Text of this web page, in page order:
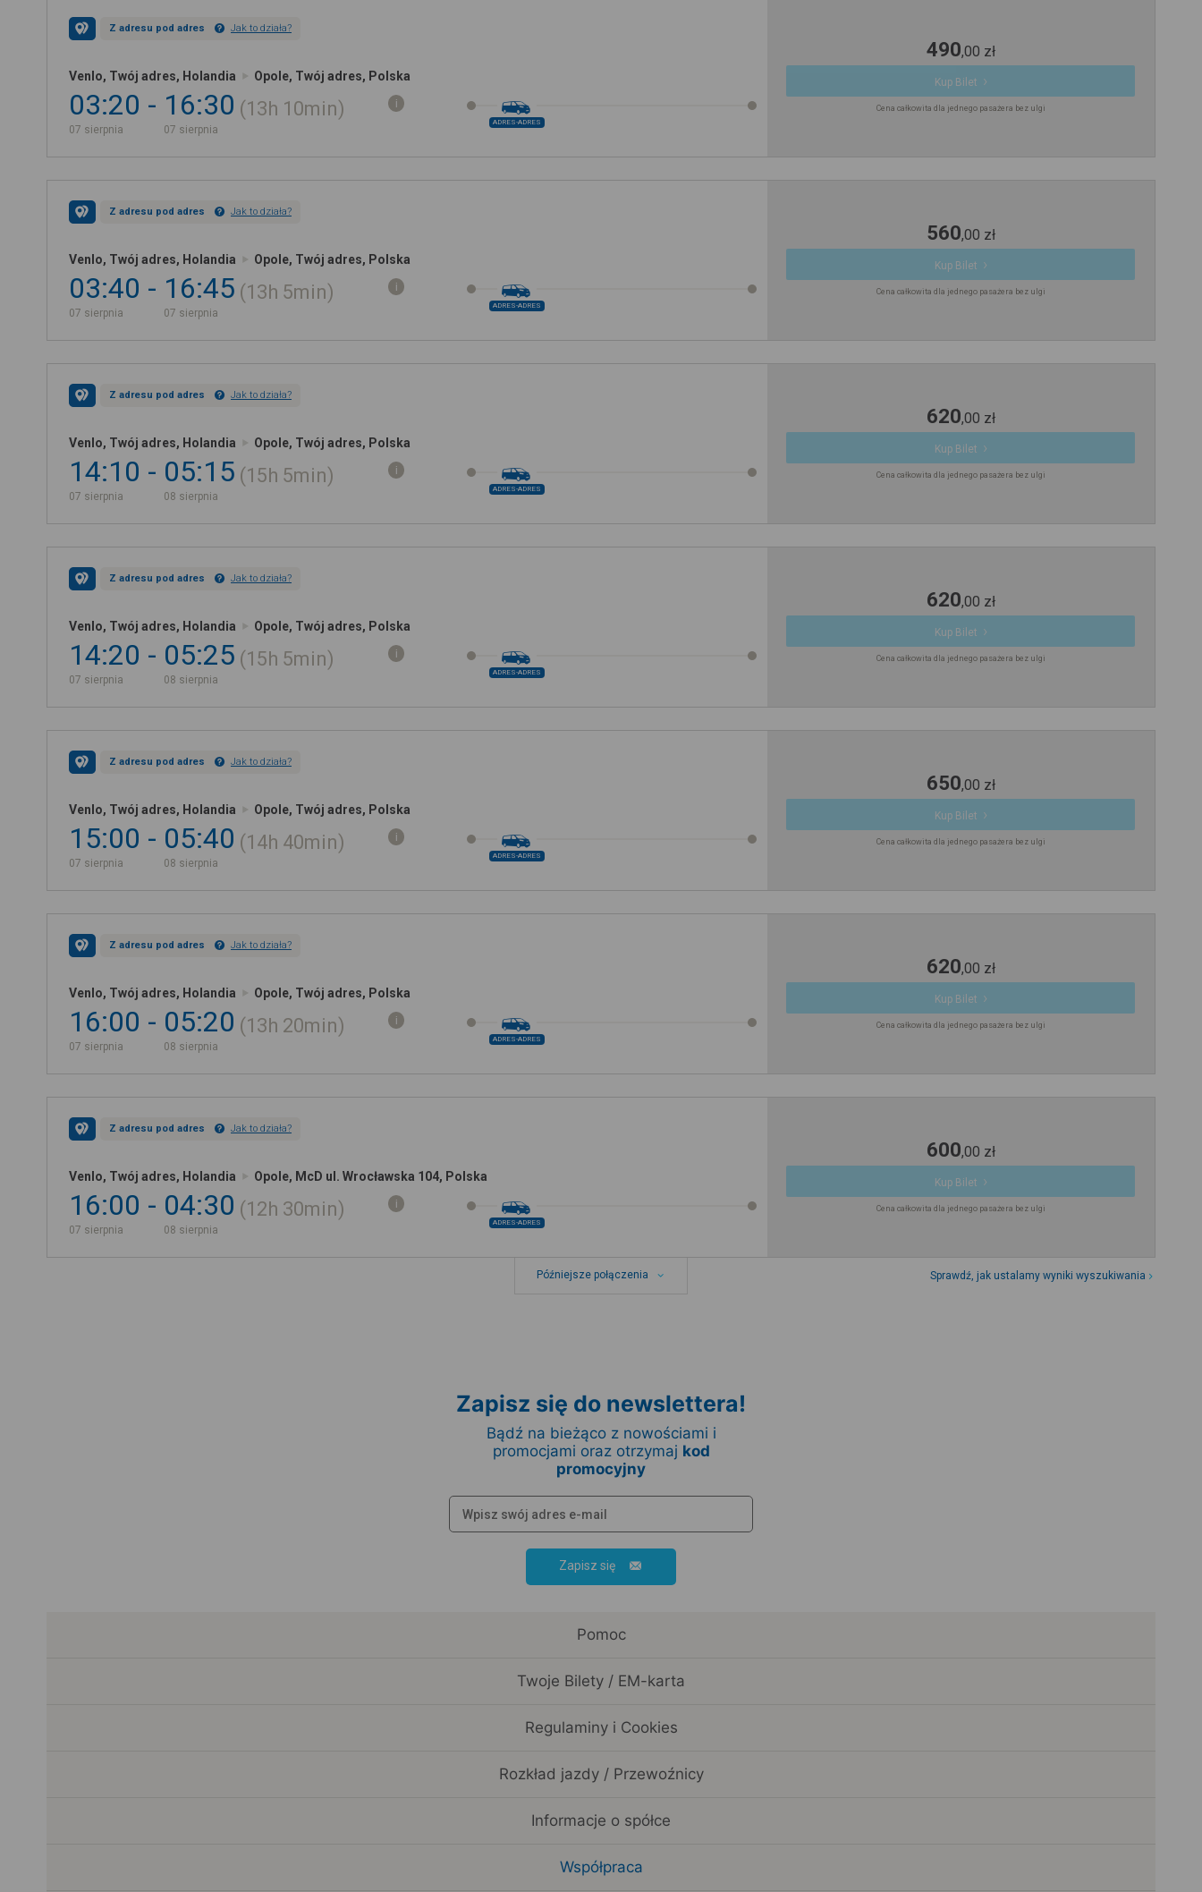
Z adresu pod adres Jak to działa?
Venlo, Twój adres, Holandia Opole, Twój adres, Polska
03:20
07 sierpnia
16:30
07 sierpnia
13h 10min
ADRES-ADRES
490,00 zł
Kup Bilet
Cena całkowita dla jednego pasażera bez ulgi
Z adresu pod adres Jak to działa?
Venlo, Twój adres, Holandia Opole, Twój adres, Polska
03:40
07 sierpnia
16:45
07 sierpnia
13h 5min
ADRES-ADRES
560,00 zł
Kup Bilet
Cena całkowita dla jednego pasażera bez ulgi
Z adresu pod adres Jak to działa?
Venlo, Twój adres, Holandia Opole, Twój adres, Polska
14:10
07 sierpnia
05:15
08 sierpnia
15h 5min
ADRES-ADRES
620,00 zł
Kup Bilet
Cena całkowita dla jednego pasażera bez ulgi
Z adresu pod adres Jak to działa?
Venlo, Twój adres, Holandia Opole, Twój adres, Polska
14:20
07 sierpnia
05:25
08 sierpnia
15h 5min
ADRES-ADRES
620,00 zł
Kup Bilet
Cena całkowita dla jednego pasażera bez ulgi
Z adresu pod adres Jak to działa?
Venlo, Twój adres, Holandia Opole, Twój adres, Polska
15:00
07 sierpnia
05:40
08 sierpnia
14h 40min
ADRES-ADRES
650,00 zł
Kup Bilet
Cena całkowita dla jednego pasażera bez ulgi
Z adresu pod adres Jak to działa?
Venlo, Twój adres, Holandia Opole, Twój adres, Polska
16:00
07 sierpnia
05:20
08 sierpnia
13h 20min
ADRES-ADRES
620,00 zł
Kup Bilet
Cena całkowita dla jednego pasażera bez ulgi
Z adresu pod adres Jak to działa?
Venlo, Twój adres, Holandia Opole, McD ul. Wrocławska 104, Polska
16:00
07 sierpnia
04:30
08 sierpnia
12h 30min
ADRES-ADRES
600,00 zł
Kup Bilet
Cena całkowita dla jednego pasażera bez ulgi
Późniejsze połączenia Sprawdź, jak ustalamy wyniki wyszukiwania
Zapisz się do newslettera!
Bądź na bieżąco z nowościami i
promocjami oraz otrzymaj kod
promocyjny
Zapisz się
Pomoc
Twoje Bilety / EM-karta
Regulaminy i Cookies
Rozkład jazdy / Przewoźnicy
Informacje o spółce
Współpraca